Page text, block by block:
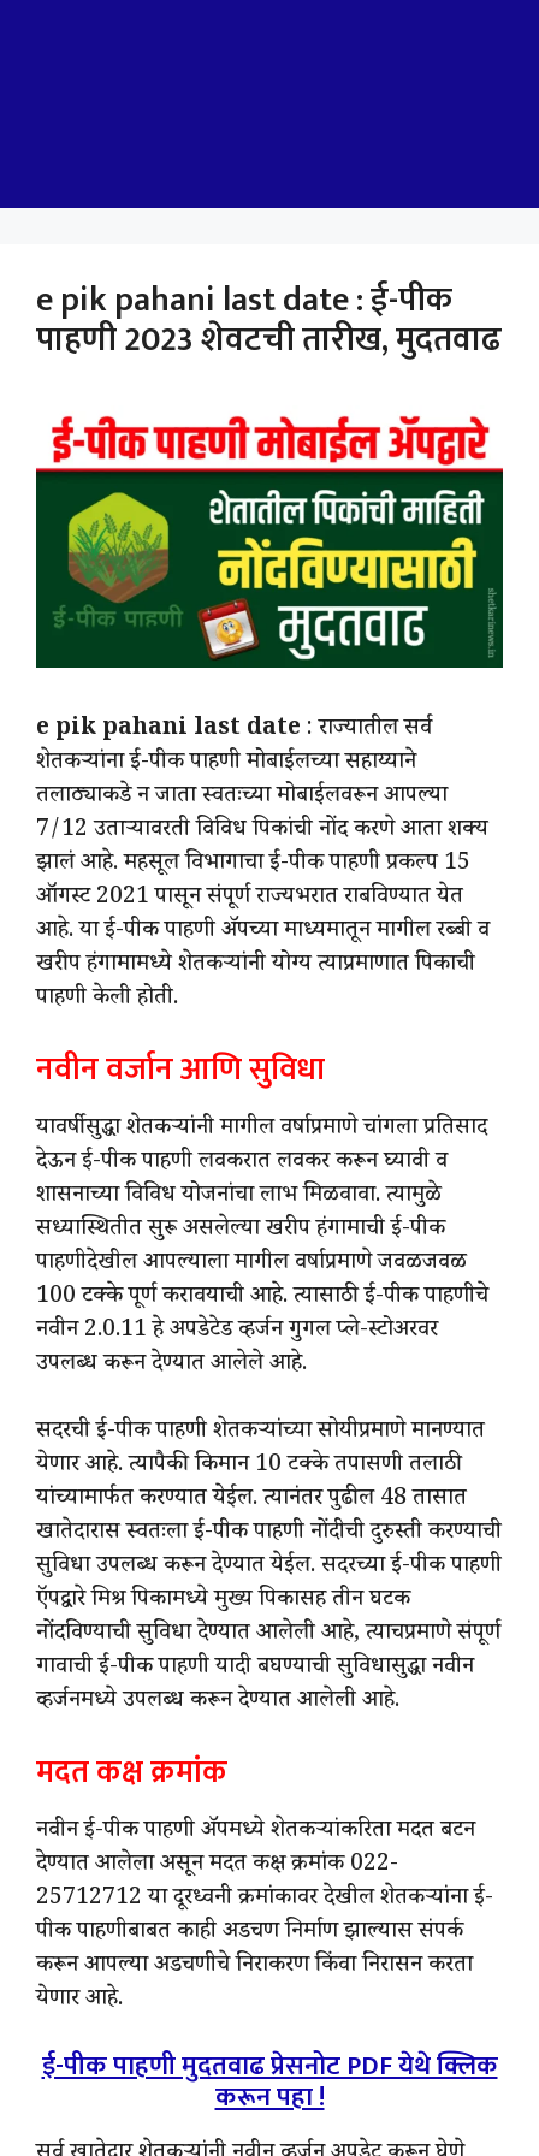
e pik pahani last date : ई-पीक
पाहणी 2023 शेवटची तारीख, मुदतवाढ
e pik pahani last date : राज्यातील सर्व
शेतकऱ्यांना ई-पीक पाहणी मोबाईलच्या सहाय्याने
तलाठ्याकडे न जाता स्वतःच्या मोबाईलवरून आपल्या
7/12 उताऱ्यावरती विविध पिकांची नोंद करणे आता शक्य
झालं आहे. महसूल विभागाचा ई-पीक पाहणी प्रकल्प 15
ऑगस्ट 2021 पासून संपूर्ण राज्यभरात राबविण्यात येत
आहे. या ई-पीक पाहणी ॲपच्या माध्यमातून मागील रब्बी व
खरीप हंगामामध्ये शेतकऱ्यांनी योग्य त्याप्रमाणात पिकाची
पाहणी केली होती.
नवीन वर्जान आणि सुविधा
यावर्षीसुद्धा शेतकऱ्यांनी मागील वर्षाप्रमाणे चांगला प्रतिसाद
देऊन ई-पीक पाहणी लवकरात लवकर करून घ्यावी व
शासनाच्या विविध योजनांचा लाभ मिळवावा. त्यामुळे
सध्यास्थितीत सुरू असलेल्या खरीप हंगामाची ई-पीक
पाहणीदेखील आपल्याला मागील वर्षाप्रमाणे जवळजवळ
100 टक्के पूर्ण करावयाची आहे. त्यासाठी ई-पीक पाहणीचे
नवीन 2.0.11 हे अपडेटेड व्हर्जन गुगल प्ले-स्टोअरवर
उपलब्ध करून देण्यात आलेले आहे.
सदरची ई-पीक पाहणी शेतकऱ्यांच्या सोयीप्रमाणे मानण्यात
येणार आहे. त्यापैकी किमान 10 टक्के तपासणी तलाठी
यांच्यामार्फत करण्यात येईल. त्यानंतर पुढील 48 तासात
खातेदारास स्वतःला ई-पीक पाहणी नोंदीची दुरुस्ती करण्याची
सुविधा उपलब्ध करून देण्यात येईल. सदरच्या ई-पीक पाहणी
ऍपद्वारे मिश्र पिकामध्ये मुख्य पिकासह तीन घटक
नोंदविण्याची सुविधा देण्यात आलेली आहे, त्याचप्रमाणे संपूर्ण
गावाची ई-पीक पाहणी यादी बघण्याची सुविधासुद्धा नवीन
व्हर्जनमध्ये उपलब्ध करून देण्यात आलेली आहे.
मदत कक्ष क्रमांक
नवीन ई-पीक पाहणी ॲपमध्ये शेतकऱ्यांकरिता मदत बटन
देण्यात आलेला असून मदत कक्ष क्रमांक 022-
25712712 या दूरध्वनी क्रमांकावर देखील शेतकऱ्यांना ई-
पीक पाहणीबाबत काही अडचण निर्माण झाल्यास संपर्क
करून आपल्या अडचणीचे निराकरण किंवा निरासन करता
येणार आहे.
ई-पीक पाहणी मुदतवाढ प्रेसनोट PDF येथे क्लिक
करून पहा !